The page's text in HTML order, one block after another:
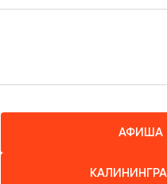
3 ЧАСА
АФИША